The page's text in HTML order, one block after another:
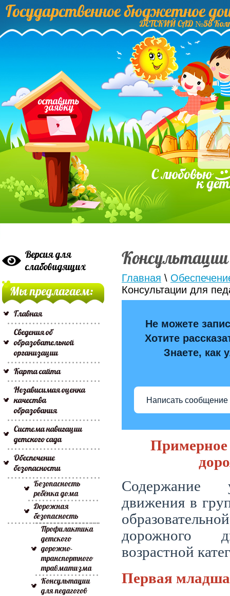
Государственное бюджетное
ДЕТСКИЙ САД №58
С любовью
к
оставить
заявку
Консультации
Главная \
Консультации для
Не можете
Хотите
Знаете, как
Написать сообщение
Примерное
Содержание
движенияв
возрастной
Первая
Версия для
слабовидящих
Мы предлагаем:
Главная
Сведения об
образовательной
организации
Карта сайта
Независимая оценка
качества
образования
Система навигации
детского сада
Обеспечение
безопасности
Безопасность
ребёнка дома
Дорожная
безопасность
Профилактика
детского
дорожно-
транспортного
травматизма
Консультации
для педагогов